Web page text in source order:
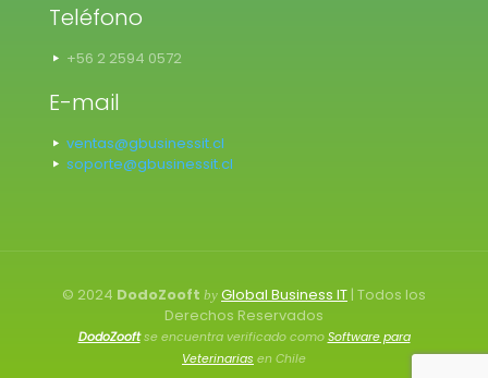
Teléfono
+56 2 2594 0572
E-mail
ventas@gbusinessit.cl
soporte@gbusinessit.cl
© 2024 DodoZooft by Global Business IT | Todos los
Derechos Reservados
DodoZooftse encuentra verificado como Software para
Veterinarias en Chile